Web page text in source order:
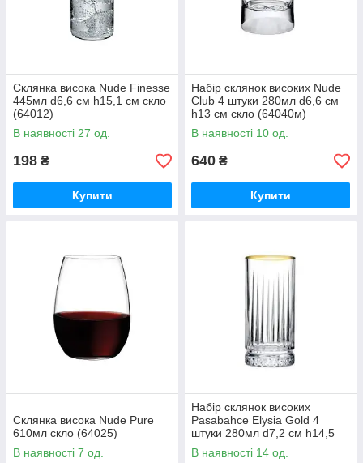
Склянка висока Nude Finesse
445мл d6,6 см h15,1 см скло
(64012)
В наявності 27 од.
198 ₴
Купити
Набір склянок високих Nude
Club 4 штуки 280мл d6,6 см
h13 см скло (64040м)
В наявності 10 од.
640 ₴
Купити
Склянка висока Nude Pure
610мл скло (64025)
В наявності 7 од.
Набір склянок високих
Pasabahce Elysia Gold 4
штуки 280мл d7,2 см h14,5
см скло (520125Gold)
В наявності 14 од.